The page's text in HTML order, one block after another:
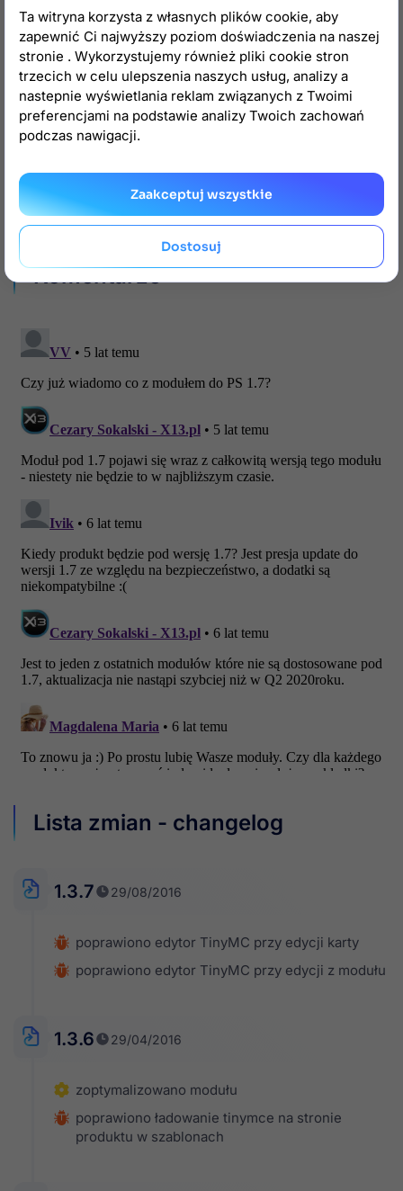
Większość naszych modułów posiada szereg
wbudowanych hookówumożliwiających wygodne
nadpisanie - co najważniejsze taka modyfikacja nie
ogranicza aktualizacji podstawowej wersji modułu.
Wystarczy, że się z nami skontaktujesz, a my
przygotujemy dla Ciebiewycenęrozbudowy
dodatku.
Komentarze
Lista zmian - changelog
1.3.7 29/08/2016
poprawiono edytor TinyMC przy edycji karty
poprawiono edytor TinyMC przy edycji z modułu
1.3.6 29/04/2016
zoptymalizowano modułu
poprawiono ładowanie tinymce na stronie
produktu w szablonach
Ta witryna korzysta z własnych plików cookie, aby
zapewnić Ci najwyższy poziom doświadczenia na naszej
stronie . Wykorzystujemy również pliki cookie stron
trzecich w celu ulepszenia naszych usług, analizy a
nastepnie wyświetlania reklam związanych z Twoimi
preferencjami na podstawie analizy Twoich zachowań
podczas nawigacji.
Dostosuj
Zaakceptuj wszystkie